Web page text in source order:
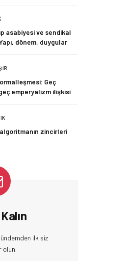
asabiyesi ve sendikal
dönem, duygular
Geç
emperyalizm ilişkisi
algoritmanın zincirleri
ilk siz
olun.